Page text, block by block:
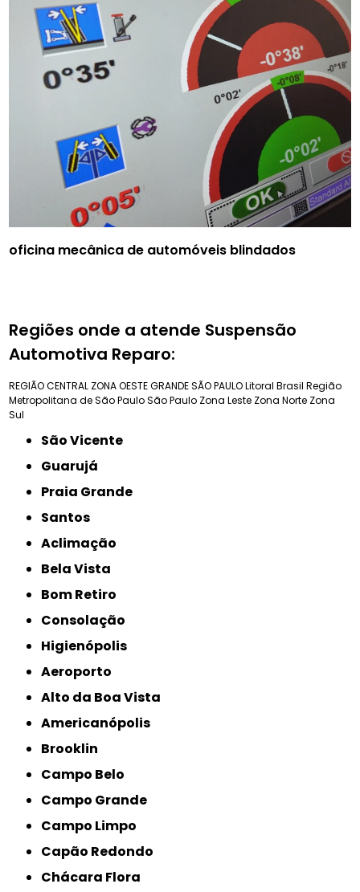
oficina mecânica de automóveis blindados
Regiões onde a atende Suspensão
Automotiva Reparo:
REGIÃO CENTRAL ZONA OESTEGRANDE SÃO PAULOLitoral Brasil Região
Metropolitana de São PauloSão Paulo Zona Leste Zona Norte Zona
Sul
São Vicente
Guarujá
Praia Grande
Santos
Aclimação
Bela Vista
Bom Retiro
Consolação
Higienópolis
Aeroporto
Alto da Boa Vista
Americanópolis
Brooklin
Campo Belo
Campo Grande
Campo Limpo
Capão Redondo
Chácara Flora